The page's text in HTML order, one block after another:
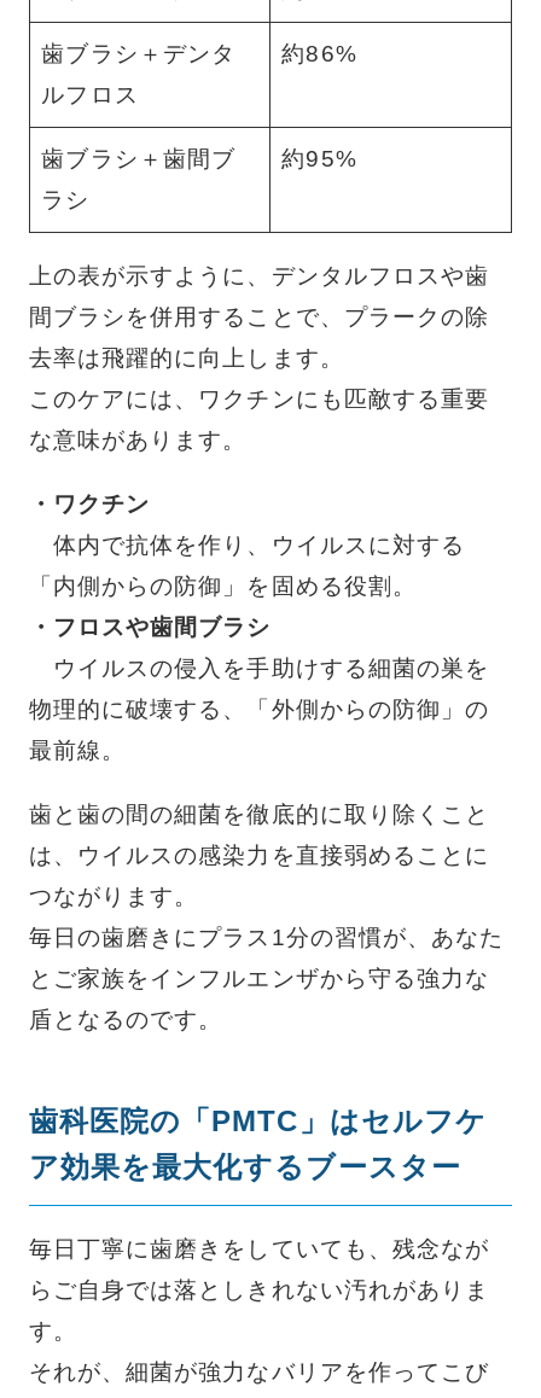
歯ブラシ＋デンタ
ルフロス
約86%
歯ブラシ＋歯間ブ
ラシ
約95%
上の表が示すように、デンタルフロスや歯
間ブラシを併用することで、プラークの除
去率は飛躍的に向上します。
このケアには、ワクチンにも匹敵する重要
な意味があります。
・ワクチン
体内で抗体を作り、ウイルスに対する
「内側からの防御」を固める役割。
・フロスや歯間ブラシ
ウイルスの侵入を手助けする細菌の巣を
物理的に破壊する、「外側からの防御」の
最前線。
歯と歯の間の細菌を徹底的に取り除くこと
は、ウイルスの感染力を直接弱めることに
つながります。
毎日の歯磨きにプラス1分の習慣が、あなた
とご家族をインフルエンザから守る強力な
盾となるのです。
歯科医院の「PMTC」はセルフケ
ア効果を最大化するブースター
毎日丁寧に歯磨きをしていても、残念なが
らご自身では落としきれない汚れがありま
す。
それが、細菌が強力なバリアを作ってこび